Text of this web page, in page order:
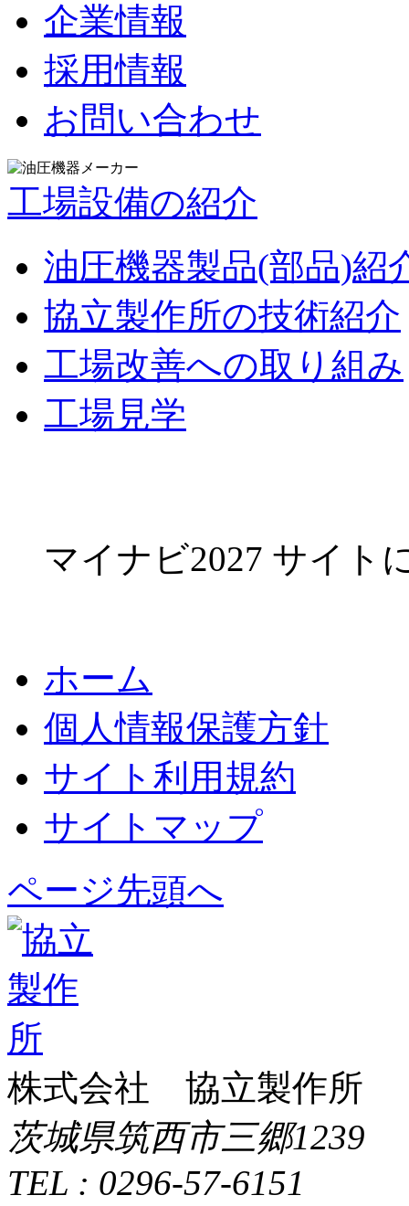
企業情報
採用情報
お問い合わせ
工場設備の紹介
油圧機器製品(部品)紹
協立製作所の技術紹介
工場改善への取り組み
工場見学
マイナビ2027 サイト
ホーム
個人情報保護方針
サイト利用規約
サイトマップ
ページ先頭へ
株式会社 協立製作所
茨城県筑西市三郷1239
TEL : 0296-57-6151